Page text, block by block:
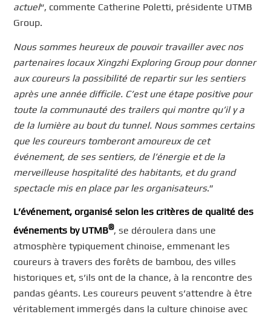
actuel“, commente Catherine Poletti, présidente UTMB
Group.
Nous sommes heureux de pouvoir travailler avec nos
partenaires locaux Xingzhi Exploring Group pour donner
aux coureurs la possibilité de repartir sur les sentiers
après une année difficile. C’est une étape positive pour
toute la communauté des trailers qui montre qu’il y a
de la lumière au bout du tunnel. Nous sommes certains
que les coureurs tomberont amoureux de cet
événement, de ses sentiers, de l’énergie et de la
merveilleuse hospitalité des habitants, et du grand
spectacle mis en place par les organisateurs.”
L’événement, organisé selon les critères de qualité des
événements by UTMB®, se déroulera dans une
atmosphère typiquement chinoise, emmenant les
coureurs à travers des forêts de bambou, des villes
historiques et, s’ils ont de la chance, à la rencontre des
pandas géants. Les coureurs peuvent s’attendre à être
véritablement immergés dans la culture chinoise avec